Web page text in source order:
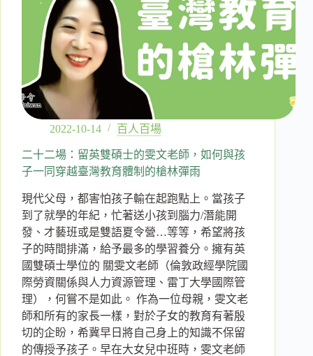
發，
開
啟
了
教
案
路
|
陳
正
智
老
師
2022-10-14 百人百場
二十二場：留英雙碩士的雯文老師，如何與孩
子一同穿越臺灣教育體制的槍林彈雨
現代父母，都害怕孩子輸在起跑點上。當孩子
到了就學的年紀，忙著送小孩到腦力/潛能開
發、才藝班或是雙語夏令營…等等，希望將孩
子的時間排滿，給予最多的學習養分。擁有英
國雙碩士學位的 關雯文老師（倫敦政經學院國
際勞資關係與人力資源管理、雷丁大學國際管
理），何嘗不是如此。 作為一位母親，雯文老
師和所有的家長一樣，對於子女的教育有著殷
切的企盼，希冀早日將自己身上的知識不保留
的傳授予孩子。早在大女兒中班時，雯文老師